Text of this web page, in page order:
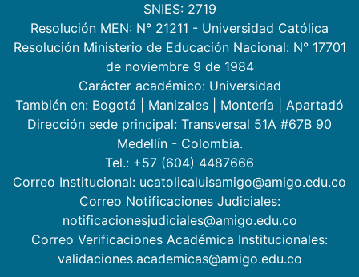
SNIES: 2719
Resolución MEN: N° 21211 - Universidad Católica
Resolución Ministerio de Educación Nacional: N° 17701
de noviembre 9 de 1984
Carácter académico: Universidad
También en: Bogotá Manizales Montería
Apartadó
Dirección sede principal: Transversal 51A #67B 90
Medellín - Colombia.
Tel.: +57 (604) 4487666
Correo Institucional: ucatolicaluisamigo@amigo.edu.co
Correo Notificaciones Judiciales:
notificacionesjudiciales@amigo.edu.co
Correo Verificaciones Académica Institucionales:
validaciones.academicas@amigo.edu.co